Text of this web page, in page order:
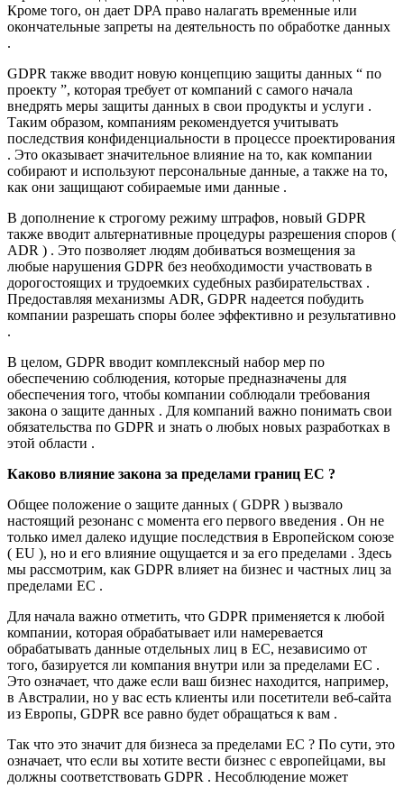
Кроме того, он дает DPA право налагать временные или
окончательные запреты на деятельность по обработке данных
.
GDPR также вводит новую концепцию защиты данных “ по
проекту ”, которая требует от компаний с самого начала
внедрять меры защиты данных в свои продукты и услуги .
Таким образом, компаниям рекомендуется учитывать
последствия конфиденциальности в процессе проектирования
. Это оказывает значительное влияние на то, как компании
собирают и используют персональные данные, а также на то,
как они защищают собираемые ими данные .
В дополнение к строгому режиму штрафов, новый GDPR
также вводит альтернативные процедуры разрешения споров (
ADR ) . Это позволяет людям добиваться возмещения за
любые нарушения GDPR без необходимости участвовать в
дорогостоящих и трудоемких судебных разбирательствах .
Предоставляя механизмы ADR, GDPR надеется побудить
компании разрешать споры более эффективно и результативно
.
В целом, GDPR вводит комплексный набор мер по
обеспечению соблюдения, которые предназначены для
обеспечения того, чтобы компании соблюдали требования
закона о защите данных . Для компаний важно понимать свои
обязательства по GDPR и знать о любых новых разработках в
этой области .
Каково влияние закона за пределами границ ЕС ?
Общее положение о защите данных ( GDPR ) вызвало
настоящий резонанс с момента его первого введения . Он не
только имел далеко идущие последствия в Европейском союзе
( EU ), но и его влияние ощущается и за его пределами . Здесь
мы рассмотрим, как GDPR влияет на бизнес и частных лиц за
пределами ЕС .
Для начала важно отметить, что GDPR применяется к любой
компании, которая обрабатывает или намеревается
обрабатывать данные отдельных лиц в ЕС, независимо от
того, базируется ли компания внутри или за пределами ЕС .
Это означает, что даже если ваш бизнес находится, например,
в Австралии, но у вас есть клиенты или посетители веб-сайта
из Европы, GDPR все равно будет обращаться к вам .
Так что это значит для бизнеса за пределами ЕС ? По сути, это
означает, что если вы хотите вести бизнес с европейцами, вы
должны соответствовать GDPR . Несоблюдение может